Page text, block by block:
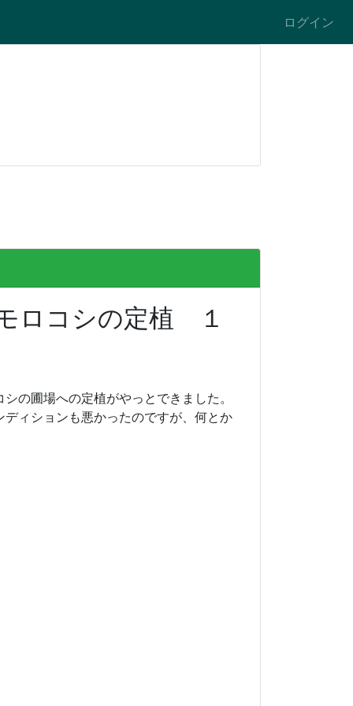
ログイン
ロコシの定植 １
の圃場への定植がやっとできました。
ィションも悪かったのですが、何とか